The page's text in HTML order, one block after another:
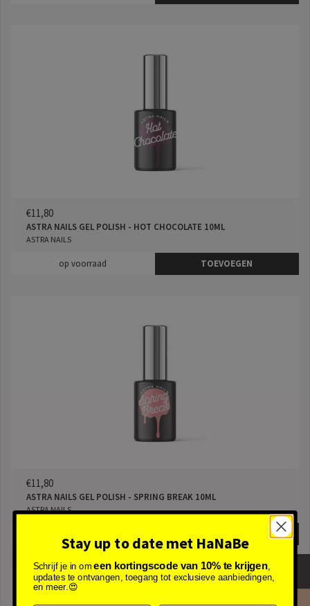
€11,80
ASTRA NAILS GEL POLISH - HOT CHOCOLATE 10ML
ASTRA NAILS
op voorraad TOEVOEGEN
€11,80
ASTRA NAILS GEL POLISH - SPRING BREAK 10ML
ASTRA NAILS
Stay up to date met HaNaBe
Schrijf je in om een kortingscode van 10% te krijgen,
updates te ontvangen, toegang tot exclusieve aanbiedingen,
en meer.😍